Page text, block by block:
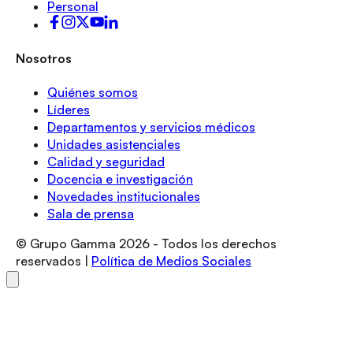
Personal
Nosotros
Quiénes somos
Líderes
Departamentos y servicios médicos
Unidades asistenciales
Calidad y seguridad
Docencia e investigación
Novedades institucionales
Sala de prensa
© Grupo Gamma 2026 - Todos los derechos
reservados |
Política de Medios Sociales